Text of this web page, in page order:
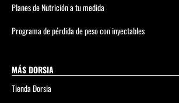
Planes de Nutrición a tu medida
Programa de pérdida de peso con inyectables
MÁS DORSIA
Tienda Dorsia